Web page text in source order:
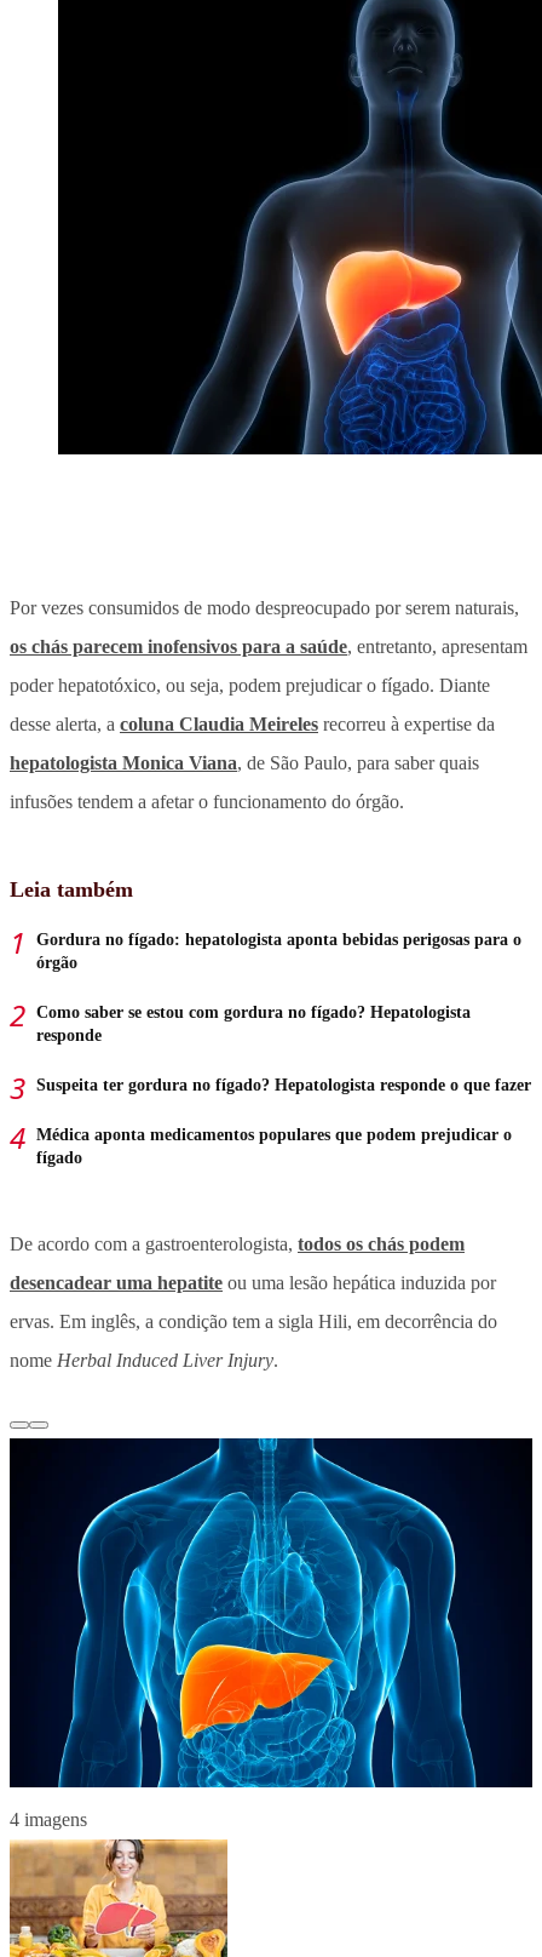
Por vezes consumidos de modo despreocupado por serem naturais,
os chás parecem inofensivos para a saúde, entretanto, apresentam
poder hepatotóxico, ou seja, podem prejudicar o fígado. Diante
desse alerta, a coluna Claudia Meireles recorreu à expertise da
hepatologista Monica Viana, de São Paulo, para saber quais
infusões tendem a afetar o funcionamento do órgão.
Leia também
Gordura no fígado: hepatologista aponta bebidas perigosas para o
órgão
Como saber se estou com gordura no fígado? Hepatologista
responde
Suspeita ter gordura no fígado? Hepatologista responde o que fazer
Médica aponta medicamentos populares que podem prejudicar o
fígado
De acordo com a gastroenterologista, todos os chás podem
desencadear uma hepatite ou uma lesão hepática induzida por
ervas. Em inglês, a condição tem a sigla Hili, em decorrência do
nome Herbal Induced Liver Injury.
4 imagens